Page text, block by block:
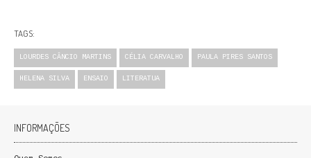
TAGS:
LOURDES CÂNCIO MARTINS CÉLIA CARVALHO PAULA PIRES SANTOS
HELENA SILVA ENSAIO LITERATUA
INFORMAÇÕES